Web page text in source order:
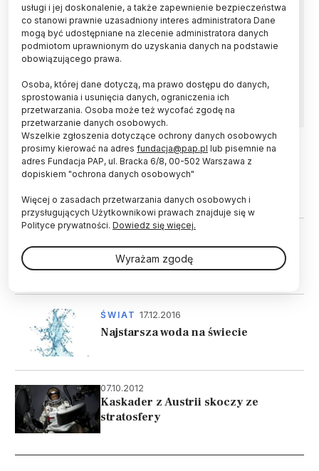
W Rio de Janeiro, we wschodniej Brazylii,
zanotowano rekordową temperaturę
odczuwalną: 62,3 stopnie Celsjusza. Wystąpiła
Guaratiba.
CZŁOWIEK 11.10.2017
Nowy rekord dokładności zegara
atomowego
Nowy rekord dokładności zegara
atomowego
ŚWIAT 17.12.2016
Najstarsza woda na świecie
07.10.2012
Kaskader z Austrii skoczy ze
stratosfery
usługi i jej doskonalenie, a także zapewnienie bezpieczeństwa
co stanowi prawnie uzasadniony interes administratora Dane
mogą być udostępniane na zlecenie administratora danych
podmiotom uprawnionym do uzyskania danych na podstawie
obowiązującego prawa.
Osoba, której dane dotyczą, ma prawo dostępu do danych,
sprostowania i usunięcia danych, ograniczenia ich
przetwarzania. Osoba może też wycofać zgodę na
przetwarzanie danych osobowych.
Wszelkie zgłoszenia dotyczące ochrony danych osobowych
prosimy kierować na adres fundacja@pap.pl lub pisemnie na
adres Fundacja PAP, ul. Bracka 6/8, 00-502 Warszawa z
dopiskiem "ochrona danych osobowych"
Więcej o zasadach przetwarzania danych osobowych i
przysługujących Użytkownikowi prawach znajduje się w
Polityce prywatności. Dowiedz się więcej.
Wyrażam zgodę